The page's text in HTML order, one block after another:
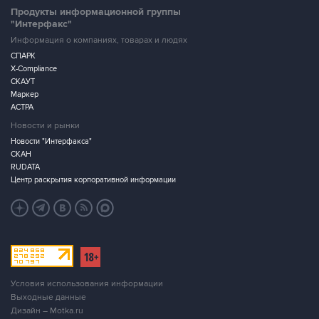
Продукты информационной группы
"Интерфакс"
Информация о компаниях, товарах и людях
СПАРК
X-Compliance
СКАУТ
Маркер
АСТРА
Новости и рынки
Новости "Интерфакса"
СКАН
RUDATA
Центр раскрытия корпоративной информации
Условия использования информации
Выходные данные
Дизайн – Motka.ru